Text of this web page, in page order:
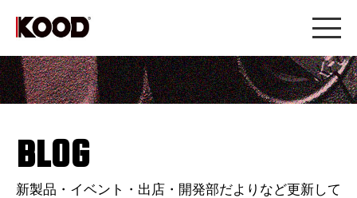
BLOG
新製品・イベント・出店・開発部だよりなど更新して